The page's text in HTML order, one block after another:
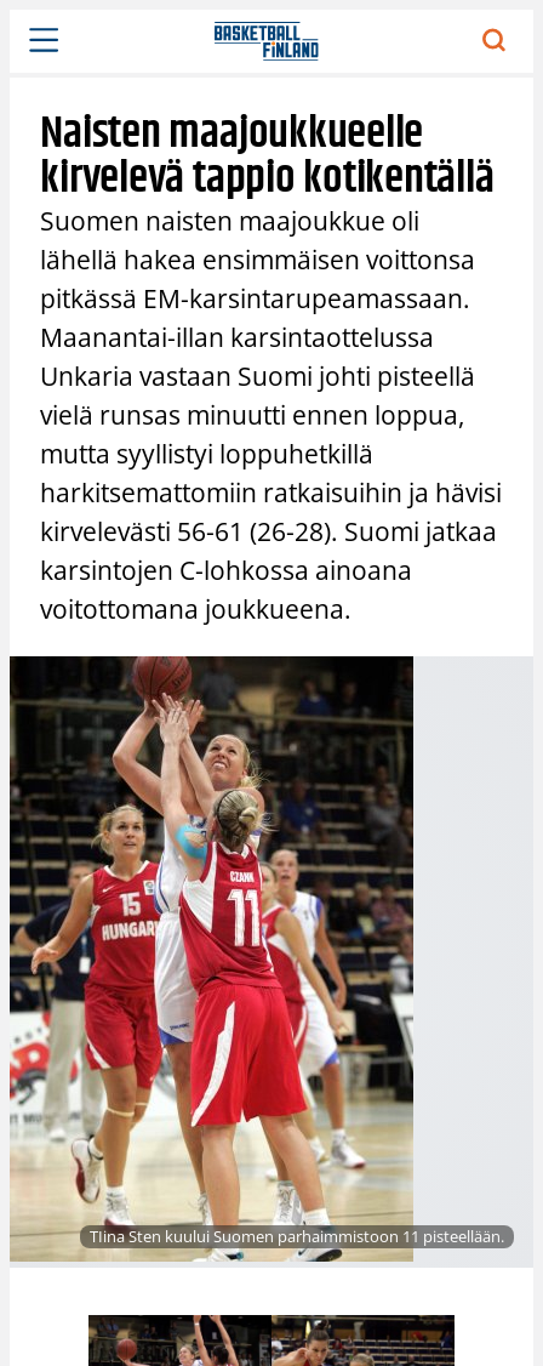
Siirry
sisältöön
Naisten maajoukkueelle
kirvelevä tappio kotikentällä
Suomen naisten maajoukkue oli
lähellä hakea ensimmäisen voittonsa
pitkässä EM-karsintarupeamassaan.
Maanantai-illan karsintaottelussa
Unkaria vastaan Suomi johti pisteellä
vielä runsas minuutti ennen loppua,
mutta syyllistyi loppuhetkillä
harkitsemattomiin ratkaisuihin ja hävisi
kirvelevästi 56-61 (26-28). Suomi jatkaa
karsintojen C-lohkossa ainoana
voitottomana joukkueena.
TIina Sten kuului Suomen parhaimmistoon 11 pisteellään.